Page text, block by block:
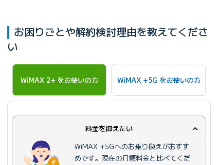
お困りごとや解約検討理由を教えてくださ
い
WiMAX 2+ をお使いの方 WiMAX +5G をお使いの方
料金を抑えたい
WiMAX +5Gへのお乗り換えがおすす
めです。現在の月額料金と比べてくだ